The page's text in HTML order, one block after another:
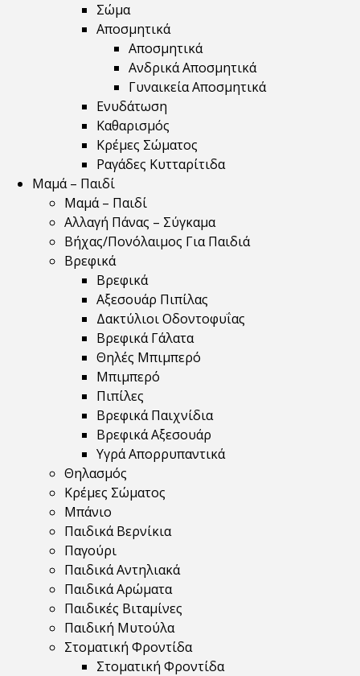
Σώμα
Αποσμητικά
Αποσμητικά
Ανδρικά Αποσμητικά
Γυναικεία Αποσμητικά
Ενυδάτωση
Καθαρισμός
Κρέμες Σώματος
Ραγάδες Κυτταρίτιδα
Μαμά – Παιδί
Μαμά – Παιδί
Αλλαγή Πάνας – Σύγκαμα
Βήχας/Πονόλαιμος Για Παιδιά
Βρεφικά
Βρεφικά
Αξεσουάρ Πιπίλας
Δακτύλιοι Οδοντοφυΐας
Βρεφικά Γάλατα
Θηλές Μπιμπερό
Μπιμπερό
Πιπίλες
Βρεφικά Παιχνίδια
Βρεφικά Αξεσουάρ
Υγρά Απορρυπαντικά
Θηλασμός
Κρέμες Σώματος
Μπάνιο
Παιδικά Βερνίκια
Παγούρι
Παιδικά Αντηλιακά
Παιδικά Αρώματα
Παιδικές Βιταμίνες
Παιδική Μυτούλα
Στοματική Φροντίδα
Στοματική Φροντίδα